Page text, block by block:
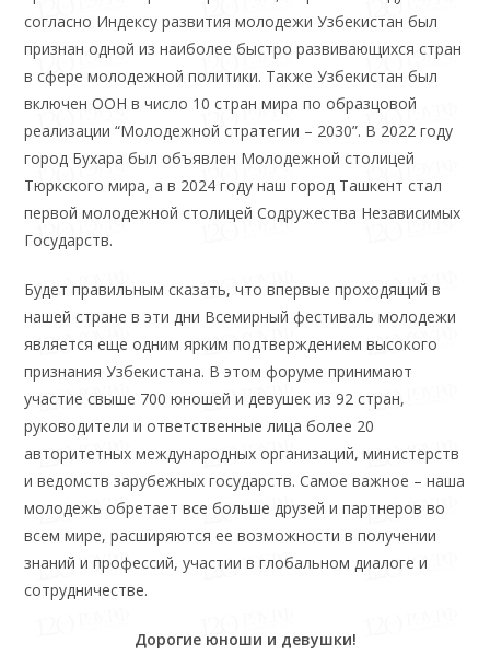
согласно Индексу развития молодежи Узбекистан был
признан одной из наиболее быстро развивающихся стран
в сфере молодежной политики. Также Узбекистан был
включен ООН в число 10 стран мира по образцовой
реализации “Молодежной стратегии – 2030”. В 2022 году
город Бухара был объявлен Молодежной столицей
Тюркского мира, а в 2024 году наш город Ташкент стал
первой молодежной столицей Содружества Независимых
Государств.
Будет правильным сказать, что впервые проходящий в
нашей стране в эти дни Всемирный фестиваль молодежи
является еще одним ярким подтверждением высокого
признания Узбекистана. В этом форуме принимают
участие свыше 700 юношей и девушек из 92 стран,
руководители и ответственные лица более 20
авторитетных международных организаций, министерств
и ведомств зарубежных государств. Самое важное – наша
молодежь обретает все больше друзей и партнеров во
всем мире, расширяются ее возможности в получении
знаний и профессий, участии в глобальном диалоге и
сотрудничестве.
Дорогие юноши и девушки!